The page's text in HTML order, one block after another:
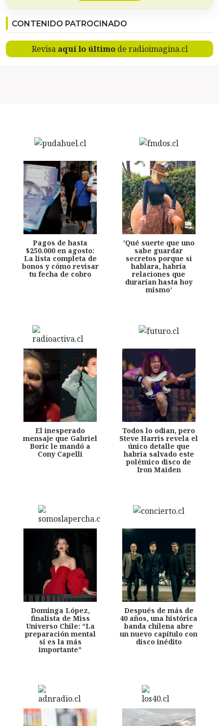
CONTENIDO PATROCINADO
Revisa aquí lo últimode radioimagina.cl
Pagos de hasta
$250.000 en agosto:
La lista completa de
bonos y cómo revisar
tu fecha de cobro
'Qué suerte que uno
sabe guardar
secretos porque si
hablara, habría
relaciones que
durarían hasta hoy
mismo'
El inesperado
mensaje que Gabriel
Boric le mandó a
Cony Capelli
Todos lo odian, pero
Steve Harris revela el
único detalle que
habría salvado este
polémico disco de
Iron Maiden
Dominga López,
finalista de Miss
Universo Chile: “La
preparación mental
sí es la más
importante”
Después de más de
40 años, una histórica
banda chilena abre
un nuevo capítulo con
disco inédito